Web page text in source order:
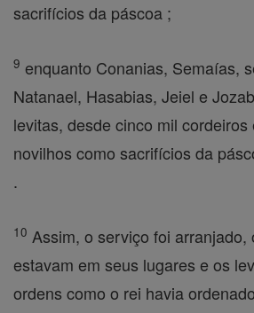
sacrifícios da páscoa ;
9 enquanto Conanias, Semaías,
Natanael, Hasabias, Jeiel e
levitas, desde cinco mil cordeiros
novilhos como sacrifícios da
.
10 Assim, o serviço foi arranjado,
estavam em seus lugares e os
ordens como o rei havia